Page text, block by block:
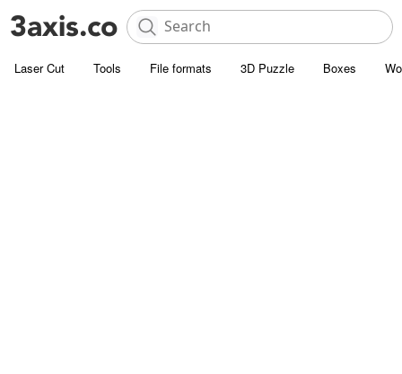
Laser Cut Tools File formats 3D Puzzle Boxes